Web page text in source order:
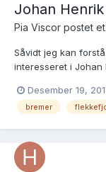
Johan
Pia Viscor postet
Såvidt jeg kan
interesseret i Johan
dette forår udgav
indtil år 1900. I den
Desember 19,
bremer